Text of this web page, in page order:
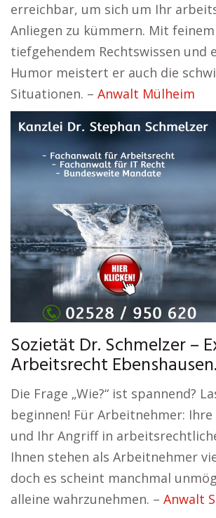
erreichbar, um sich um Ihr
Anliegen zu kümmern. Mit
tiefgehendem Rechtswissen und
Humor meistert er auch die
Situationen. – Anwalt Mülheim
Sozietät Dr. Schmelzer –
Arbeitsrecht Ebenshausen.
Die Frage „Wie?“ ist spannend?
beginnen! Für Arbeitnehmer:
und Ihr Angriff in
Ihnen stehen als Arbeitnehmer
doch es scheint manchmal
alleine wahrzunehmen. – Anwalt